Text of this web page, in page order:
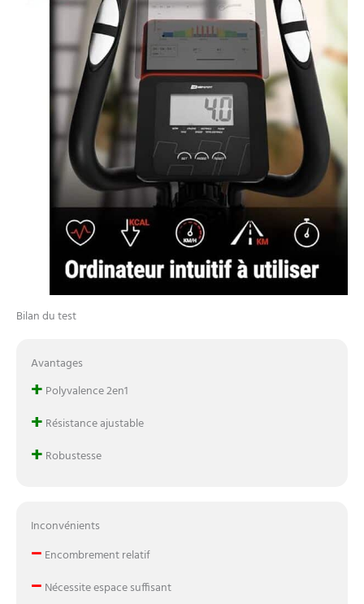
distance totale STABLE ET
TRANSPORTABLE: 4 pieds
de nivellement réglables
ainsi qu'une construction
robuste en acier assurent
une stabilité suffisante
IMPORTANT! Nous avons
réservé spécialement pour
nos clients une livraison le
jour souhaité, c'est
pourquoi votre commande
ne sera livrée qu'après
avoir pris rendez-vous. Il
est donc important
d'indiquer des
coordonnées valables lors
de votre commande! Si
Bilan du test
Avantages
+ Polyvalence 2en1
+ Résistance ajustable
+ Robustesse
Inconvénients
– Encombrement relatif
– Nécessite espace suffisant